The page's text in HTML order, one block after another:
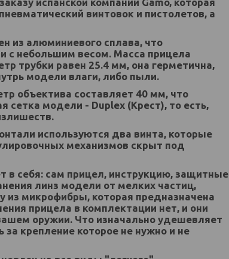
винтовок и пистолетов, а
из алюминиевого сплава, что
с небольшим весом. Масса прицела
трубки равен 25.4 мм, она герметична,
модели влаги, либо пыли.
объектива составляет 40 мм, что
сетка модели - Duplex (Крест), то есть,
используются два винта, которые
механизмов скрыт под
в себя: сам прицел, инструкцию, защитные
линз модели от мелких частиц,
из микрофибры, которая предназначена
прицела в комплектации нет, и они
оружии. Что изначально удешевляет
за крепление которое не нужно и не